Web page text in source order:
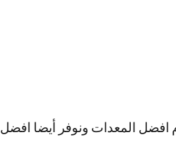
افضل المعدات ونوفر أيضا افضل